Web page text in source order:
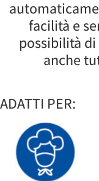
facilità e
possibilità
anche
ADATTI PER: